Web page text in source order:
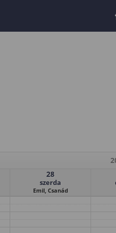
28
szerda
Emil, Csanád